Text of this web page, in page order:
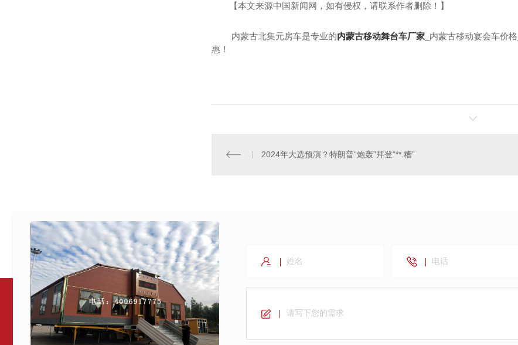
【本文来源中国新闻网，如有侵权，请联系作者删除！】
内蒙古北集元房车是专业的内蒙古移动舞台车厂家 _内蒙古移动宴会车价格_
惠！
2024年大选预演？特朗普“炮轰”拜登“**.糟”